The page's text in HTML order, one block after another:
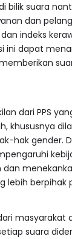
suara
dan
indeks
ini dapat
dari PPS
khususnya
hak gender.
lebih berpihak
masyarakat
suara